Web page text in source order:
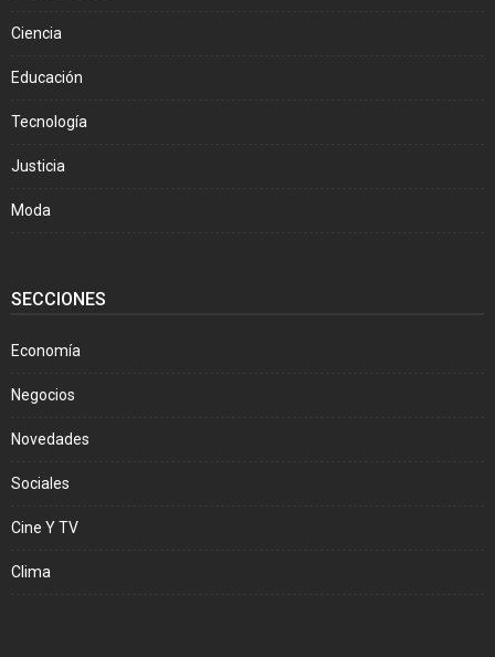
Ciencia
Educación
Tecnología
Justicia
Moda
SECCIONES
Economía
Negocios
Novedades
Sociales
Cine Y TV
Clima